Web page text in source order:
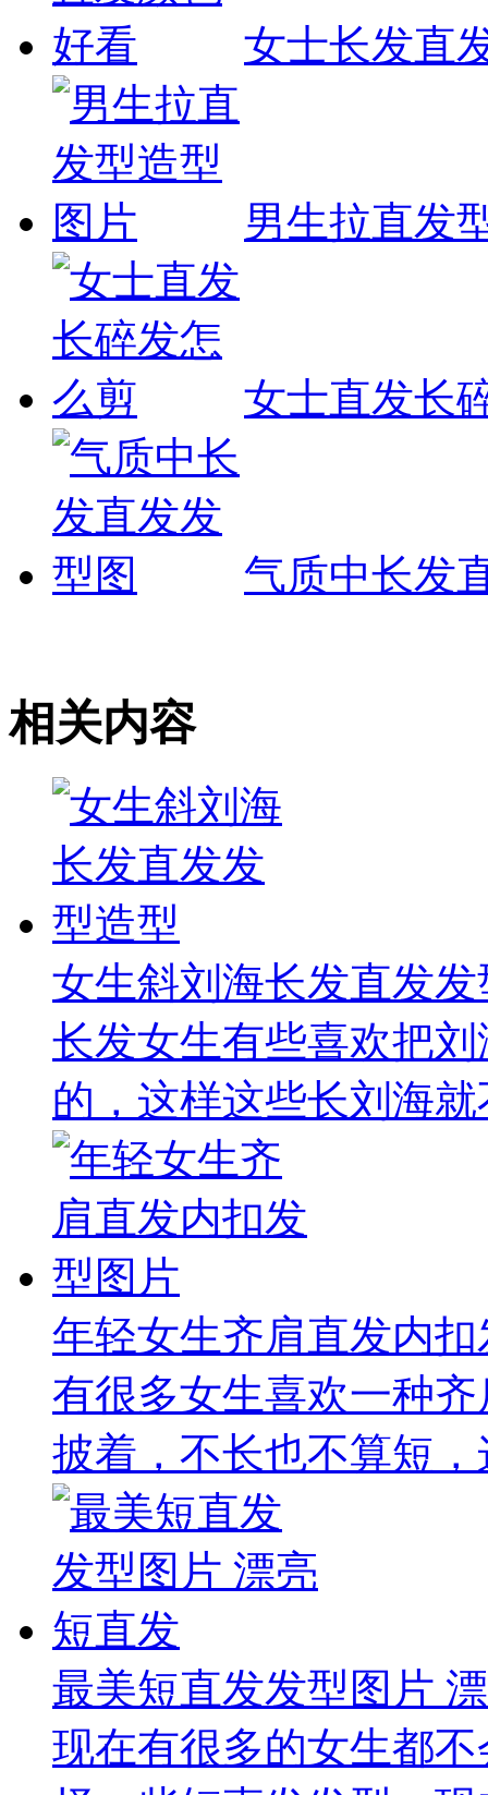
女士长发直
男生拉直发
女士直发长
气质中长发
相关内容
女生斜刘海长发直发
长发女生有些喜欢把
的，这样这些长刘海
年轻女生齐肩直发内
有很多女生喜欢一种
披着，不长也不算短
最美短直发发型图片
现在有很多的女生都